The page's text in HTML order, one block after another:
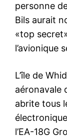
Mon compte
Qui est Jack
présumé de fuites
Pentagone ?
Les autorités
arrêté jeudi Jack
garde national de
21 ans, dans le
personne
Bils aurait
«top
l’avionique
L’île de
aéronavale
abrite tous
l’EA-18G